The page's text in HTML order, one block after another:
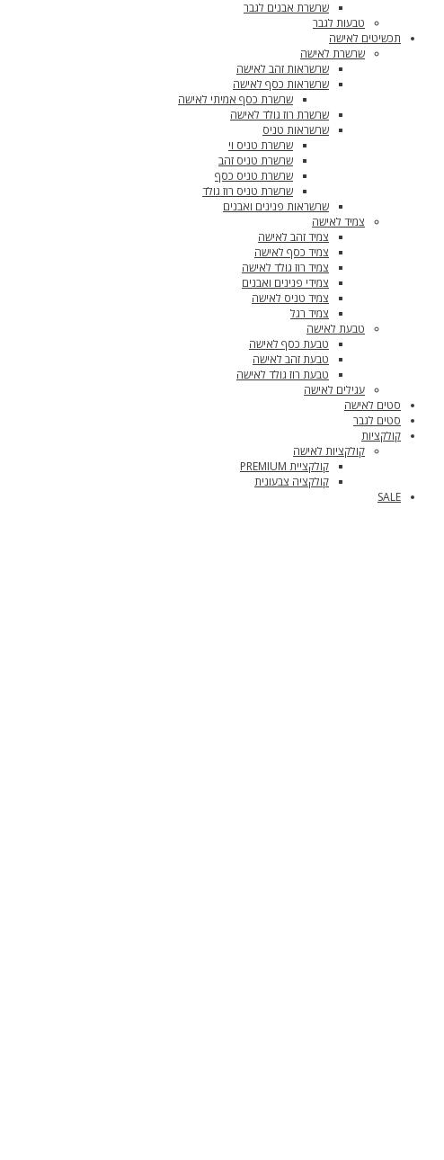
שרשרת אבנים לגבר
טבעות לגבר
תכשיטים לאישה
שרשרת לאישה
שרשראות זהב לאישה
שרשראות כסף לאישה
שרשרת כסף אמיתי לאישה
שרשרת רוז גולד לאישה
שרשראות טניס
שרשרת טניס וי
שרשרת טניס זהב
שרשרת טניס כסף
שרשרת טניס רוז גולד
שרשראות פנינים ואבנים
צמיד לאישה
צמיד זהב לאישה
צמיד כסף לאישה
צמיד רוז גולד לאישה
צמידי פנינים ואבנים
צמיד טניס לאישה
צמיד רגל
טבעת לאישה
טבעת כסף לאישה
טבעת זהב לאישה
טבעת רוז גולד לאישה
עגילים לאישה
סטים לאישה
סטים לגבר
קולקציות
קולקציות לאישה
קולקציית PREMIUM
קולקציה צבעונית
SALE